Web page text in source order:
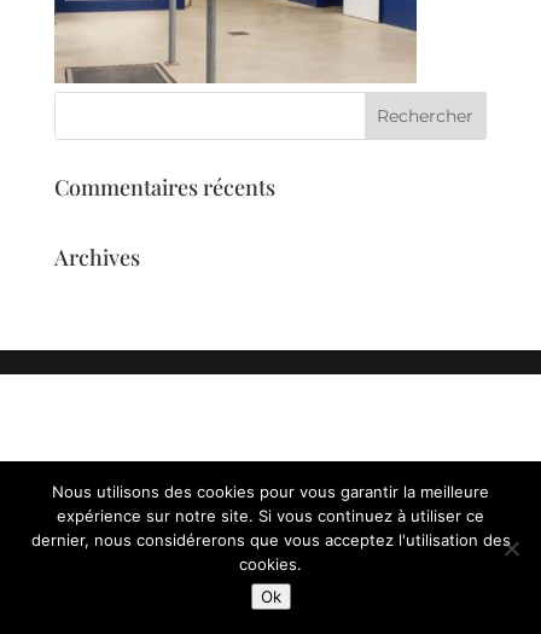
Commentaires récents
Archives
Nous utilisons des cookies pour vous garantir la meilleure
expérience sur notre site. Si vous continuez à utiliser ce
dernier, nous considérerons que vous acceptez l'utilisation des
cookies.
Ok